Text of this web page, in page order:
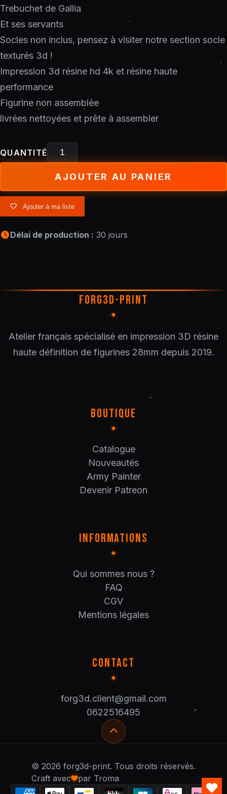
Trebuchet de Gallia
Et ses servants
Socles non inclus, pensez à visiter notre section socle
texturés 3d !
Impression 3d résine hd 4k et résine haute
performance
Figurine non assemblée
livrées nettoyées et prête à assembler
QUANTITÉ
AJOUTER AU PANIER
Ajouter à ma liste
Délai de production : 30 jours
FORG3D-PRINT
Atelier français spécialisé en impression 3D résine
haute définition de figurines 28mm depuis 2019.
BOUTIQUE
Catalogue
Nouveautés
Army Painter
Devenir Patreon
INFORMATIONS
Qui sommes nous ?
FAQ
CGV
Mentions légales
CONTACT
forg3d.client@gmail.com
0622516495
© 2026 forg3d-print. Tous droits réservés.
Craft avec
par Troma